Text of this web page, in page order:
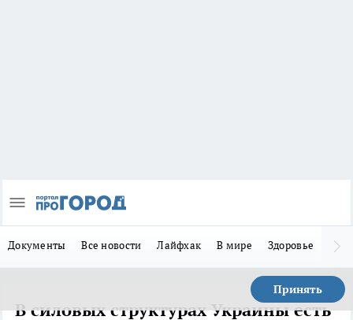
Документы Все новости Лайфхак В мире Здоровье
Принять
В силовых структурах Украины есть